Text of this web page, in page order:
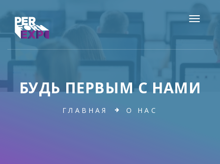
БУДЬ ПЕРВЫМ С НАМИ
ГЛАВНАЯ О НАС